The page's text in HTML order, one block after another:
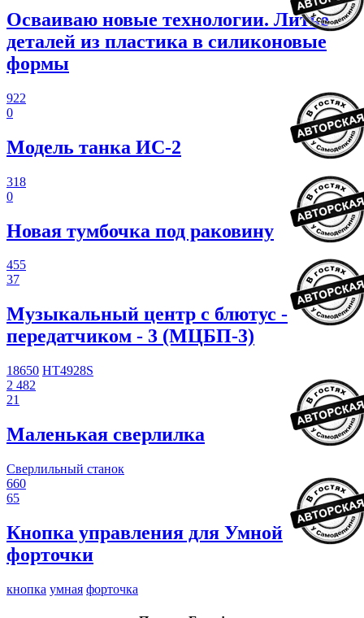
Осваиваю новые технологии. Литье
деталей из пластика в силиконовые
формы
922
0
Модель танка ИС-2
318
0
Новая тумбочка под раковину
455
37
Музыкальный центр с блютус -
передатчиком - 3 (МЦБП-3)
18650 HT4928S
2 482
21
Маленькая сверлилка
Сверлильный станок
660
65
Кнопка управления для Умной
форточки
кнопка умная форточка